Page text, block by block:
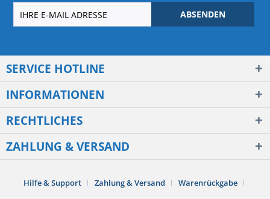
ABSENDEN
SERVICE HOTLINE
INFORMATIONEN
RECHTLICHES
ZAHLUNG & VERSAND
Hilfe & Support Zahlung & Versand
Warenrückgabe